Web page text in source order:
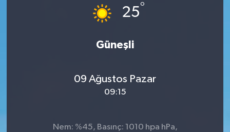
25°
Güneşli
09 Ağustos Pazar
09:15
Nem: %45, Basınç: 1010 hpa hPa,